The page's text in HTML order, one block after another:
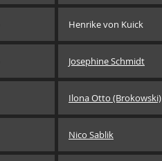
Henrike von Kuick
Josephine Schmidt
Ilona Otto (Brokowski)
Nico Sablik